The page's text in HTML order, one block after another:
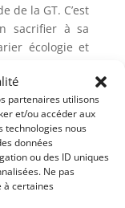
partenaires utilisons
et/ou accéder aux
technologies nous
données
ou des ID uniques
Ne pas
à certaines
de la GT. C’est
sacrifier à sa
écologie et
BB, laquelle
la cylindrée
en 1981 avec
par la